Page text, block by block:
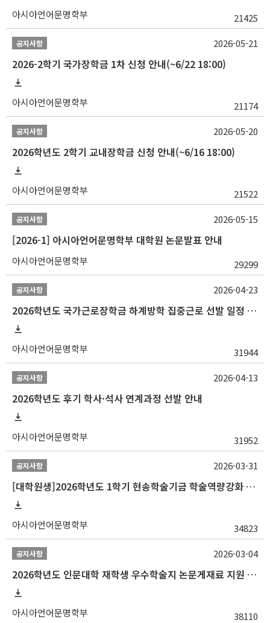
아시아언어문명학부 21425
공지사항
2026-2학기 국가장학금 1차 신청 안내(~6/22 18:00)
아시아언어문명학부 21174
2026-05-21
공지사항
2026학년도 2학기 교내장학금 신청 안내(~6/16 18:00)
아시아언어문명학부 21522
2026-05-20
공지사항
[2026-1] 아시아언어문명학부 대학원 논문발표 안내
아시아언어문명학부 29299
2026-05-15
공지사항
2026학년도 국가근로장학금 하계방학 집중근로 선발 일정 안내
아시아언어문명학부 31944
2026-04-23
공지사항
2026학년도 후기 학사·석사 연계과정 선발 안내
아시아언어문명학부 31952
2026-04-13
공지사항
[대학원생]2026학년도 1학기 현송학술기금 학술역량강화 사업 안내
아시아언어문명학부 34823
2026-03-31
공지사항
2026학년도 인문대학 재학생 우수학술지 논문게재료 지원 안내
아시아언어문명학부 38110
2026-03-04